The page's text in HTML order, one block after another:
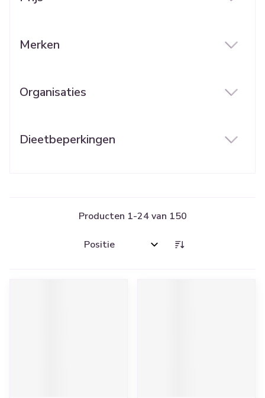
Merken
Organisaties
Dieetbeperkingen
Producten 1-24van 150
Sorteer op: